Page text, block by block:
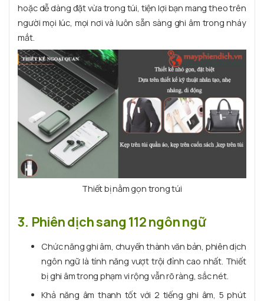
hoặc dễ dàng đặt vừa trong túi, tiện lợi bạn mang theo trên
người mọi lúc, mọi nơi và luôn sẵn sàng ghi âm trong nháy
mắt.
Thiết bị nằm gọn trong túi
3. Phiên dịch sang 112 ngôn ngữ
Chức năng ghi âm, chuyển thành văn bản, phiên dịch
ngôn ngữ là tính năng vượt trội đỉnh cao nhất. Thiết
bị ghi âm trong phạm vi rộng vẫn rõ ràng, sắc nét.
Khả năng âm thanh tốt với 2 tiếng ghi âm, 5 phút